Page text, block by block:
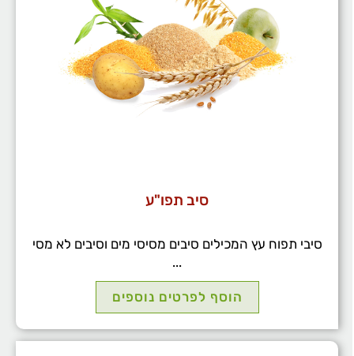
סיב תפו"ע
סיבי תפוח עץ המכילים סיבים מסיסי מים וסיבים לא מסי
...
הוסף לפרטים נוספים